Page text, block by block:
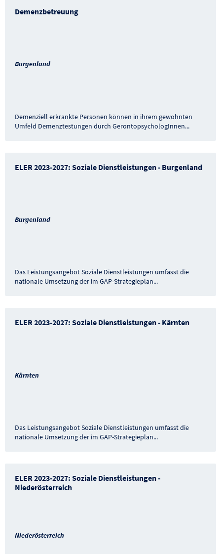
Demenzbetreuung
Burgenland
Demenziell erkrankte Personen können in ihrem gewohnten
Umfeld Demenztestungen durch GerontopsychologInnen...
ELER 2023-2027: Soziale Dienstleistungen - Burgenland
Burgenland
Das Leistungsangebot Soziale Dienstleistungen umfasst die
nationale Umsetzung der im GAP-Strategieplan...
ELER 2023-2027: Soziale Dienstleistungen - Kärnten
Kärnten
Das Leistungsangebot Soziale Dienstleistungen umfasst die
nationale Umsetzung der im GAP-Strategieplan...
ELER 2023-2027: Soziale Dienstleistungen -
Niederösterreich
Niederösterreich